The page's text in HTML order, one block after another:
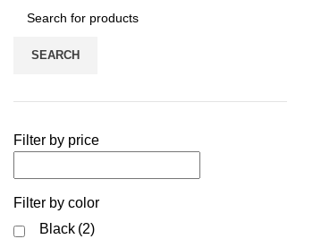
SEARCH
Filter by price
Filter by color
Black (2)